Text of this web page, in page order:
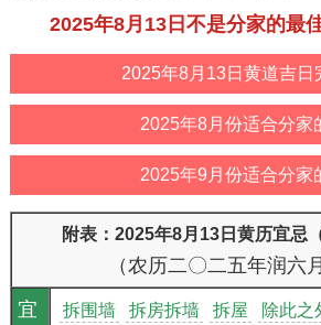
2025年8月13日不是分家的最
2025年8月13日黄道吉日
2025年8月份适合分家
2025年9月份适合分家
附表：2025年8月13日黄历宜忌
（农历二〇二五年润六
宜
拆围墙 拆房拆墙 拆屋
除此之